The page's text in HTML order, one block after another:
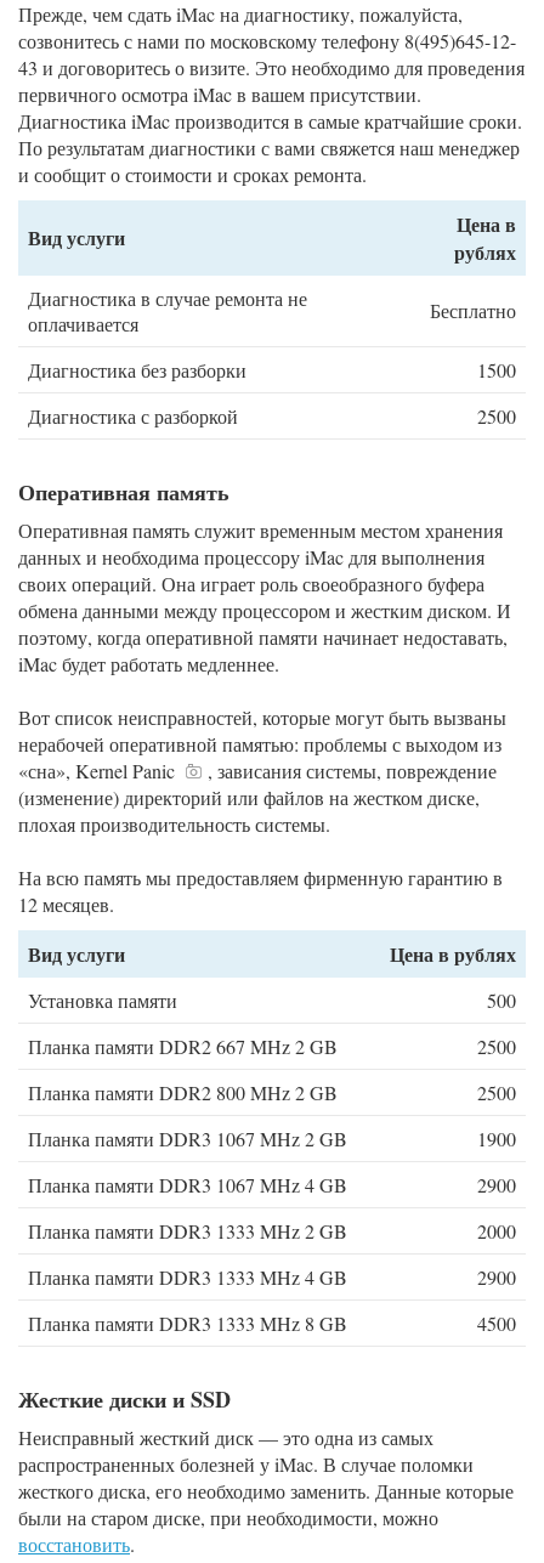
Прежде, чем сдать iMac на диагностику, пожалуйста,
созвонитесь с нами по московскому телефону 8(495)645-12-
43 и договоритесь о визите. Это необходимо для проведения
первичного осмотра iMac в вашем присутствии.
Диагностика iMac производится в самые кратчайшие сроки.
По результатам диагностики с вами свяжется наш менеджер
и сообщит о стоимости и сроках ремонта.
Вид услуги
Цена в
рублях
Диагностика в случае ремонта не
оплачивается
Бесплатно
Диагностика без разборки
1500
Диагностика с разборкой
2500
Оперативная память
Оперативная память служит временным местом хранения
данных и необходима процессору iMac для выполнения
своих операций. Она играет роль своеобразного буфера
обмена данными между процессором и жестким диском. И
поэтому, когда оперативной памяти начинает недоставать,
iMac будет работать медленнее.
Вот список неисправностей, которые могут быть вызваны
нерабочей оперативной памятью: проблемы с выходом из
«сна», Kernel Panic
, зависания системы, повреждение
(изменение) директорий или файлов на жестком диске,
плохая производительность системы.
На всю память мы предоставляем фирменную гарантию в
12 месяцев.
Вид услуги Цена в рублях
Установка памяти
500
Планка памяти DDR2 667 MHz 2 GB
2500
Планка памяти DDR2 800 MHz 2 GB
2500
Планка памяти DDR3 1067 MHz 2 GB
1900
Планка памяти DDR3 1067 MHz 4 GB
2900
Планка памяти DDR3 1333 MHz 2 GB
2000
Планка памяти DDR3 1333 MHz 4 GB
2900
Планка памяти DDR3 1333 MHz 8 GB
4500
Жесткие диски и SSD
Неисправный жесткий диск — это одна из самых
распространенных болезней у iMac. В случае поломки
жесткого диска, его необходимо заменить. Данные которые
были на старом диске, при необходимости, можно
восстановить.